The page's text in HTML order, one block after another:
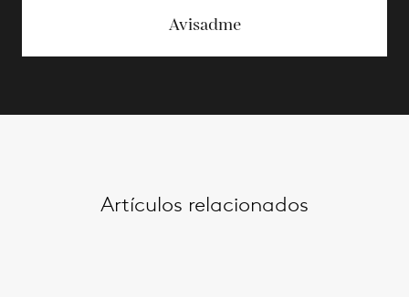
Avisadme
Artículos relacionados